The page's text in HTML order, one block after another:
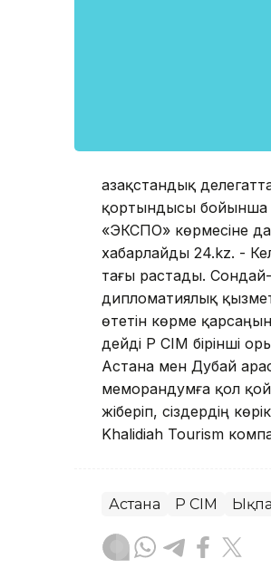
Қазақстандық
қортындысы бойынша
«ЭКСПО» көрмесіне
хабарлайды 24.kz. -
тағы растады. Сондай-
дипломатиялық
өтетін көрме
дейді ҚР СІМ бірінші
Астана мен Дубай
меморандумға қол
жіберіп, сіздердің
Khalidiah Tourism
Астана ҚР СІМ